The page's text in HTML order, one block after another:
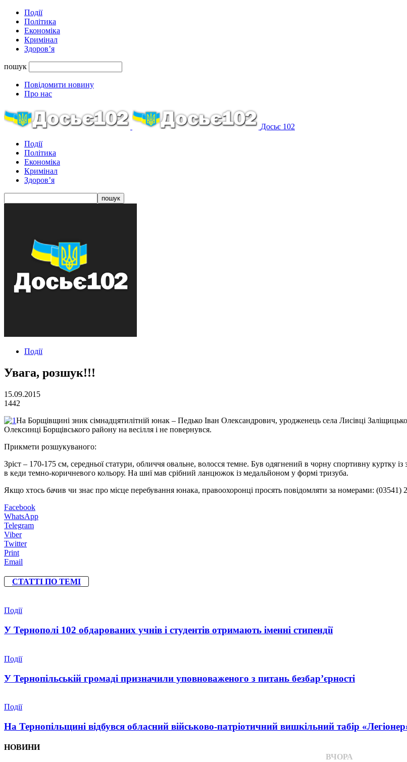
Події
Політика
Економіка
Кримінал
Здоров’я
пошук
Повідомити новину
Про нас
Досьє 102
Події
Політика
Економіка
Кримінал
Здоров’я
Події
Увага, розшук!!!
15.09.2015
1442
На Борщівщині зник сімнадцятилітній юнак – Педько Іван Олександрович, уродженець села Лисівці
Олексинці Борщівського району на весілля і не повернувся.
Прикмети розшукуваного:
Зріст – 170-175 см, середньої статури, обличчя овальне, волосся темне. Був одягнений в чорну спортивну
в кеди темно-коричневого кольору. На шиї мав срібний ланцюжок із медальйоном у формі тризуба.
Якщо хтось бачив чи знає про місце перебування юнака, правоохоронці просять повідомляти за номерами:
Facebook
WhatsApp
Telegram
Viber
Twitter
Print
Email
СТАТТІ ПО ТЕМІ
Події
У Тернополі 102 обдарованих учнів і студентів отримають іменні стипендії
Події
У Тернопільській громаді призначили уповноваженого з питань безбар’єрності
Події
На Тернопільщині відбувся обласний військово-патріотичний вишкільний табір
НОВИНИ
ВЧОРА